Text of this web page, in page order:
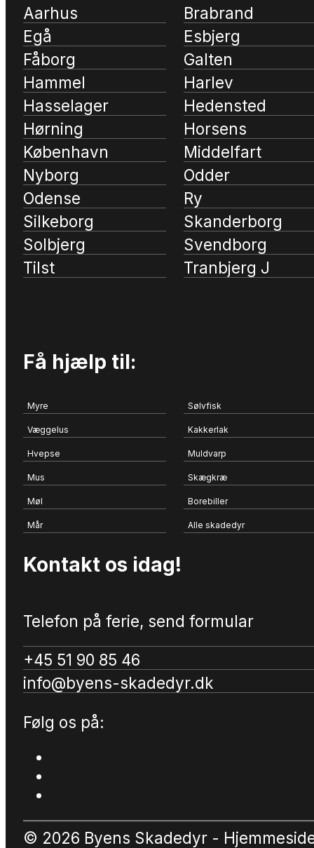
Aarhus
Brabrand
Egå
Esbjerg
Fåborg
Galten
Hammel
Harlev
Hasselager
Hedensted
Hørning
Horsens
København
Middelfart
Nyborg
Odder
Odense
Ry
Silkeborg
Skanderborg
Solbjerg
Svendborg
Tilst
Tranbjerg J
Få hjælp til:
Myre Sølvfisk
Væggelus Kakkerlak
Hvepse Muldvarp
Mus Skægkræ
Møl Borebiller
Mår Alle skadedyr
Kontakt os idag!
Telefon på ferie, send formular
+45 51 90 85 46
info@byens-skadedyr.dk
Følg os på:
© 2026 Byens Skadedyr -